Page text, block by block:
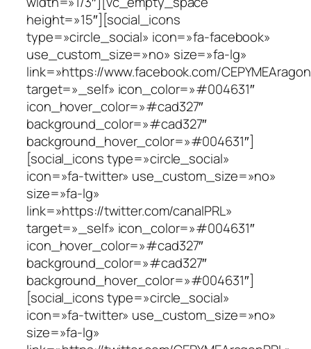
height=»15″][social_icons
type=»circle_social» icon=»fa-facebook»
use_custom_size=»no» size=»fa-lg»
link=»https://www.facebook.com/
target=»_self» icon_color=»#004631″
icon_hover_color=»#cad327″
background_color=»#cad327″
background_hover_color=»#004631″]
[social_icons type=»circle_social»
icon=»fa-twitter» use_custom_size=»no»
size=»fa-lg»
link=»https://twitter.com/canalPRL»
target=»_self» icon_color=»#004631″
icon_hover_color=»#cad327″
background_color=»#cad327″
background_hover_color=»#004631″]
[social_icons type=»circle_social»
icon=»fa-twitter» use_custom_size=»no»
size=»fa-lg»